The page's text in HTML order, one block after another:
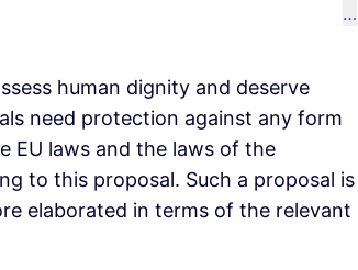
…
human dignity and deserve
need protection against any form
EU laws and the laws of the
to this proposal. Such a proposal is
elaborated in terms of the relevant